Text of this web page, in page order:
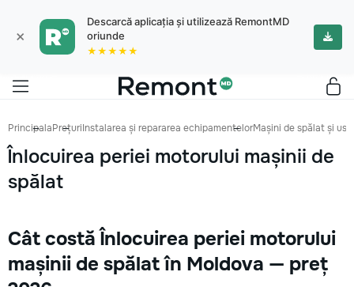
×
Descarcă aplicația și utilizează RemontMD
oriunde
★★★★★
PrincipalaPrețuriInstalarea și repararea echipamentelorMașini de spălat și
Înlocuirea periei motorului mașinii de
spălat
Cât costă Înlocuirea periei motorului
mașinii de spălat în Moldova — preț